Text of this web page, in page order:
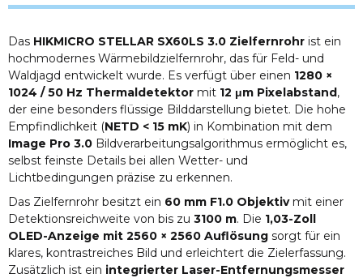
Das HIKMICRO STELLAR SX60LS 3.0 Zielfernrohr ist ein
hochmodernes Wärmebildzielfernrohr, das für Feld- und
Waldjagd entwickelt wurde. Es verfügt über einen 1280 ×
1024 / 50 Hz Thermaldetektor mit 12 μm Pixelabstand,
der eine besonders flüssige Bilddarstellung bietet. Die hohe
Empfindlichkeit (NETD < 15 mK) in Kombination mit dem
Image Pro 3.0 Bildverarbeitungsalgorithmus ermöglicht es,
selbst feinste Details bei allen Wetter- und
Lichtbedingungen präzise zu erkennen.
Das Zielfernrohr besitzt ein 60 mm F1.0 Objektivmit einer
Detektionsreichweite von bis zu 3100 m. Die 1,03-Zoll
OLED-Anzeige mit 2560 × 2560 Auflösung sorgt für ein
klares, kontrastreiches Bild und erleichtert die Zielerfassung.
Zusätzlich ist ein integrierter Laser-Entfernungsmesser